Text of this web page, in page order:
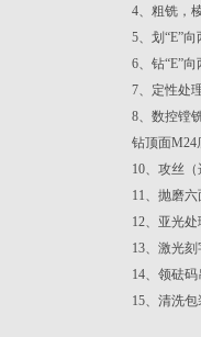
4、粗铣，
5、划“E”
6、钻“E”
7、定性处
8、数控镗
钻顶面M24
10、攻丝（
11、抛磨六
12、亚光处
13、激光刻
14、领砝
15、清洗包